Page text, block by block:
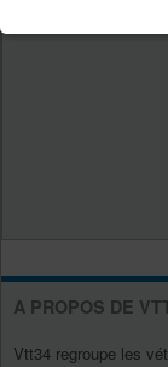
A PROPOS DE
Vtt34 regroupe les